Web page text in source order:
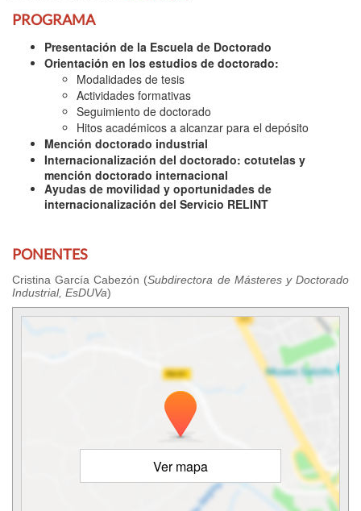
PROGRAMA
Presentación de la Escuela de Doctorado
Orientación en los estudios de doctorado:
Modalidades de tesis
Actividades formativas
Seguimiento de doctorado
Hitos académicos a alcanzar para el depósito
Mención doctorado industrial
Internacionalización del doctorado: cotutelas y
mención doctorado internacional
Ayudas de movilidad y oportunidades de
internacionalización del Servicio RELINT
PONENTES
Cristina García Cabezón (Subdirectora de Másteres y Doctorado
Industrial, EsDUVa)
Ver mapa